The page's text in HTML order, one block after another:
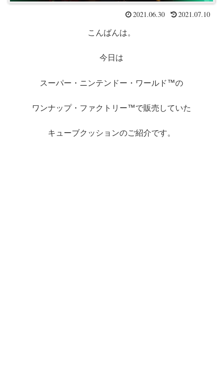
2021.06.30 2021.07.10
こんばんは。
今日は
スーパー・ニンテンドー・ワールド™の
ワンナップ・ファクトリー™で販売していた
キューブクッションのご紹介です。